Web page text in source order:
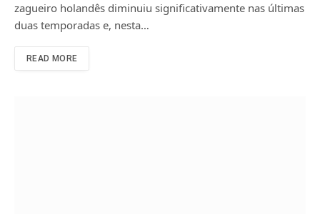
zagueiro holandês diminuiu significativamente nas últimas
duas temporadas e, nesta…
READ MORE